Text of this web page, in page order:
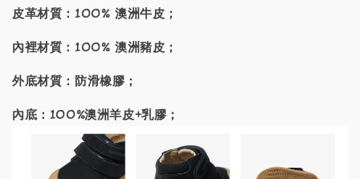
皮革材質：100% 澳洲牛皮；
內裡材質：100% 澳洲豬皮；
外底材質：防滑橡膠；
內底：100%澳洲羊皮+乳膠；